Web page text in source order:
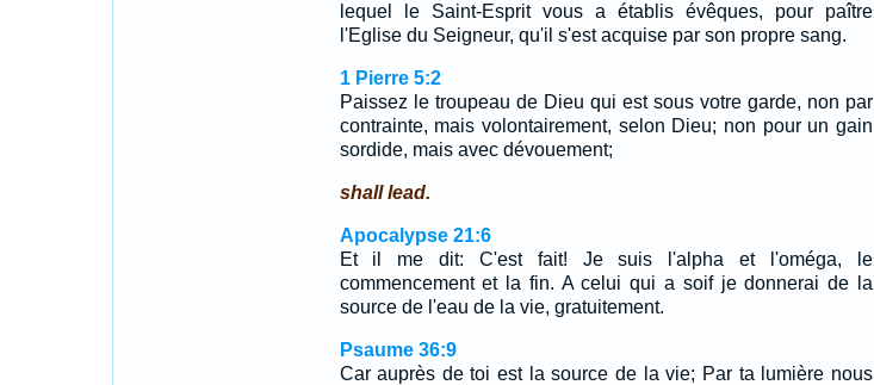
lequel le Saint-Esprit vous a établis évêques, pour paître
l'Eglise du Seigneur, qu'il s'est acquise par son propre sang.
1 Pierre 5:2
Paissez le troupeau de Dieu qui est sous votre garde, non par
contrainte, mais volontairement, selon Dieu; non pour un gain
sordide, mais avec dévouement;
shall lead.
Apocalypse 21:6
Et il me dit: C'est fait! Je suis l'alpha et l'oméga, le
commencement et la fin. A celui qui a soif je donnerai de la
source de l'eau de la vie, gratuitement.
Psaume 36:9
Car auprès de toi est la source de la vie; Par ta lumière nous